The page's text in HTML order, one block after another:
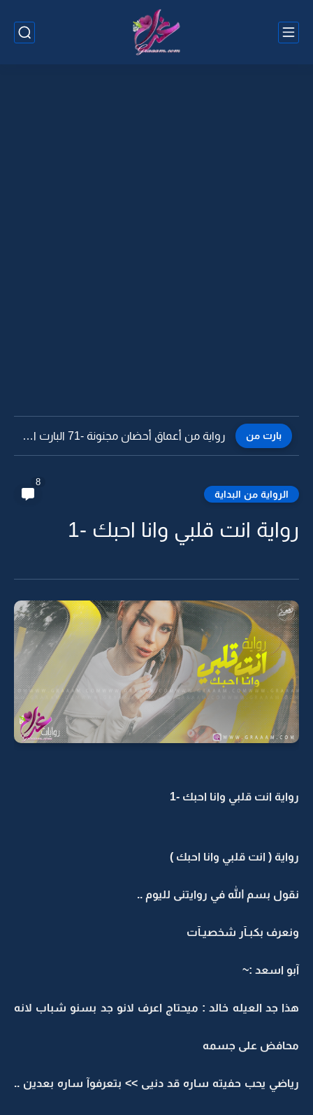
بارت من رواية من أعماق أحضان مجنونة -70
الرواية من البداية
8
رواية انت قلبي وانا احبك -1
رواية انت قلبي وانا احبك -1
رواية ( انت قلبي وانا احبك )
نقول بسم الله في روايتنى لليوم ..
ونعرف بكبـآر شخصيـآت
آبو اسعد :~
هذا جد العيله خالد : ميحتاج اعرف لانو جد بسنو شباب لانه
محافض على جسمه
رياضي يحب حفيته ساره قد دنيى >> بتعرفوآ ساره بعدين ..